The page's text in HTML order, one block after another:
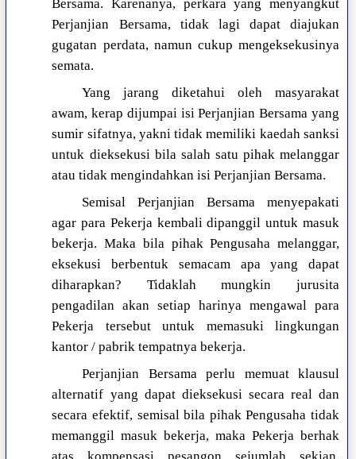
Bersama. Karenanya, perkara yang menyangkut
Perjanjian Bersama, tidak lagi dapat diajukan
gugatan perdata, namun cukup mengeksekusinya
semata.
Yang jarang diketahui oleh masyarakat
awam, kerap dijumpai isi Perjanjian Bersama yang
sumir sifatnya, yakni tidak memiliki kaedah sanksi
untuk dieksekusi bila salah satu pihak melanggar
atau tidak mengindahkan isi Perjanjian Bersama.
Semisal Perjanjian Bersama menyepakati
agar para Pekerja kembali dipanggil untuk masuk
bekerja. Maka bila pihak Pengusaha melanggar,
eksekusi berbentuk semacam apa yang dapat
diharapkan? Tidaklah mungkin jurusita
pengadilan akan setiap harinya mengawal para
Pekerja tersebut untuk memasuki lingkungan
kantor / pabrik tempatnya bekerja.
Perjanjian Bersama perlu memuat klausul
alternatif yang dapat dieksekusi secara real dan
secara efektif, semisal bila pihak Pengusaha tidak
memanggil masuk bekerja, maka Pekerja berhak